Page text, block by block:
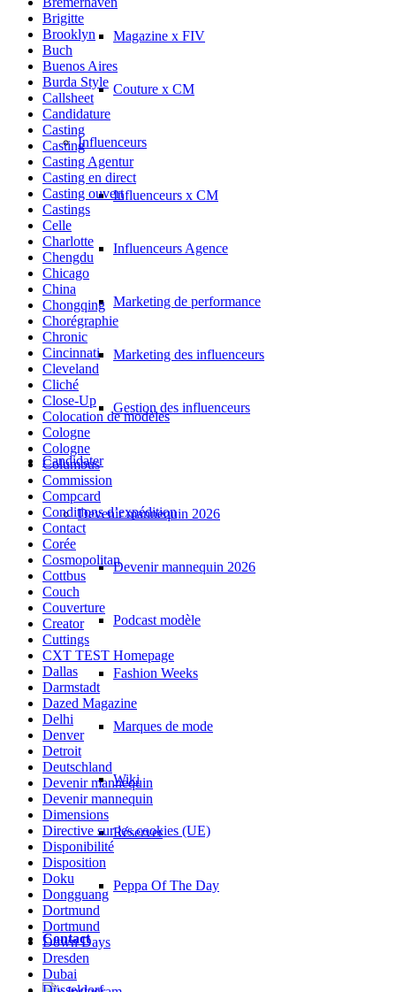
Magazine x FIV
Couture x CM
Influenceurs
Influenceurs x CM
Influenceurs Agence
Marketing de performance
Marketing des influenceurs
Gestion des influenceurs
Candidater
Devenir mannequin 2026
Devenir mannequin 2026
Podcast modèle
Fashion Weeks
Marques de mode
Wiki
Réserver
Peppa Of The Day
Contact
Brigitte
Brooklyn
Buch
Buenos Aires
Burda Style
Callsheet
Candidature
Casting
Casting
Casting Agentur
Casting en direct
Casting ouvert
Castings
Celle
Charlotte
Chengdu
Chicago
China
Chongqing
Chorégraphie
Chronic
Cincinnati
Cleveland
Cliché
Close-Up
Colocation de modèles
Cologne
Cologne
Columbus
Commission
Compcard
Conditions d’expédition
Contact
Corée
Cosmopolitan
Cottbus
Couch
Couverture
Creator
Cuttings
CXT TEST Homepage
Dallas
Darmstadt
Dazed Magazine
Delhi
Denver
Detroit
Deutschland
Devenir mannequin
Devenir mannequin
Dimensions
Directive sur les cookies (UE)
Disponibilité
Disposition
Doku
Dongguang
Dortmund
Dortmund
Down Days
Dresden
Dubai